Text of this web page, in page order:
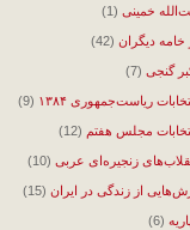
خمینی (1)
خامه دیگران (42)
گنجی (7)
ریاست‌جمهوری ۱۳۸۴ (9)
مجلس هفتم (12)
زنجیره‌ای عربی (10)
از زندگی در ایران (15)
(6)